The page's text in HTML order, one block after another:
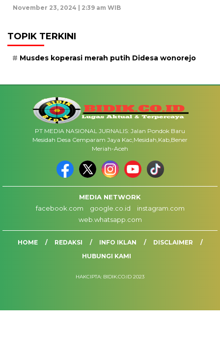
November 23, 2024 | 2:39 am WIB
TOPIK TERKINI
Musdes koperasi merah putih Didesa wonorejo
PT MEDIA NASIONAL JURNALIS: Jalan Pondok Baru
Mesidah Desa Cemparam Jaya Kac,Mesidah,Kab,Bener
Meriah-Aceh
MEDIA NETWORK
facebook.com
google.co.id
instagram.com
web.whatsapp.com
HOME REDAKSI INFO IKLAN
DISCLAIMER
HUBUNGI KAMI
HAKCIPTA: BIDIK.CO.ID 2023